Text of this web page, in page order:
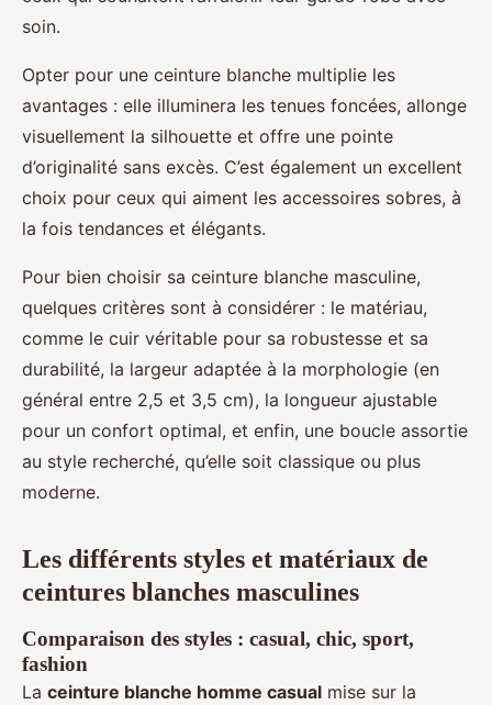
soin.
Opter pour une ceinture blanche multiplie les
avantages : elle illuminera les tenues foncées, allonge
visuellement la silhouette et offre une pointe
d’originalité sans excès. C’est également un excellent
choix pour ceux qui aiment les accessoires sobres, à
la fois tendances et élégants.
Pour bien choisir sa ceinture blanche masculine,
quelques critères sont à considérer : le matériau,
comme le cuir véritable pour sa robustesse et sa
durabilité, la largeur adaptée à la morphologie (en
général entre 2,5 et 3,5 cm), la longueur ajustable
pour un confort optimal, et enfin, une boucle assortie
au style recherché, qu’elle soit classique ou plus
moderne.
Les différents styles et matériaux de
ceintures blanches masculines
Comparaison des styles : casual, chic, sport,
fashion
La ceinture blanche homme casual mise sur la